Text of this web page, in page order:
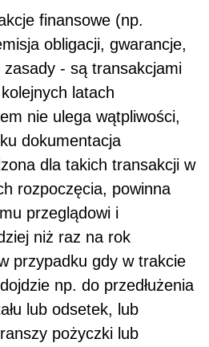
finansowe (np.
obligacji, gwarancje,
- są transakcjami
latach
nie ulega wątpliwości,
dokumentacja
dla takich transakcji w
rozpoczęcia, powinna
przeglądowi i
niż raz na rok
przypadku gdy w trakcie
np. do przedłużenia
lub odsetek, lub
pożyczki lub